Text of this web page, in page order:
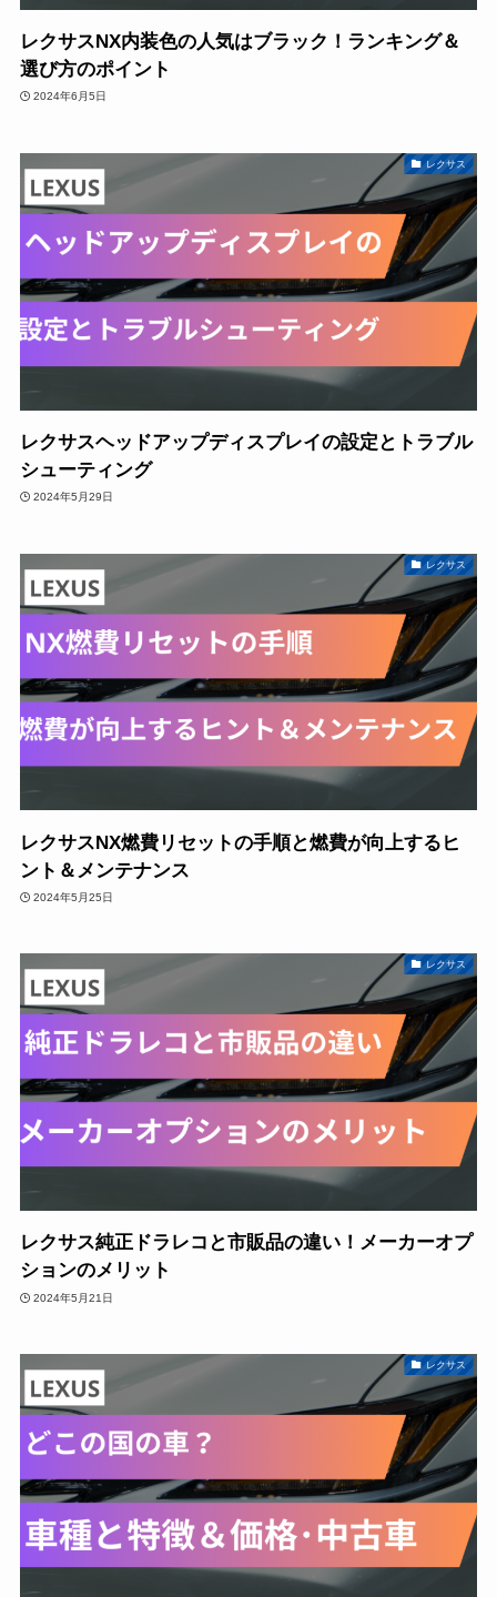
レクサスNX内装色の人気はブラック！ランキング＆
選び方のポイント
2024年6月5日
レクサス
レクサスヘッドアップディスプレイの設定とトラブル
シューティング
2024年5月29日
レクサス
レクサスNX燃費リセットの手順と燃費が向上するヒ
ント＆メンテナンス
2024年5月25日
レクサス
レクサス純正ドラレコと市販品の違い！メーカーオプ
ションのメリット
2024年5月21日
レクサス